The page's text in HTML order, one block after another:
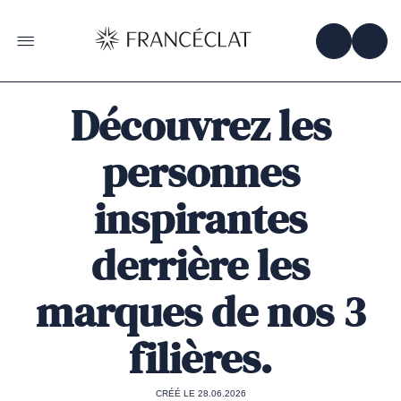
la
page
de
OBTENIR
Découvrez les
personnes
inspirantes
derrière les
marques de nos 3
filières.
CRÉÉ LE 28.06.2026